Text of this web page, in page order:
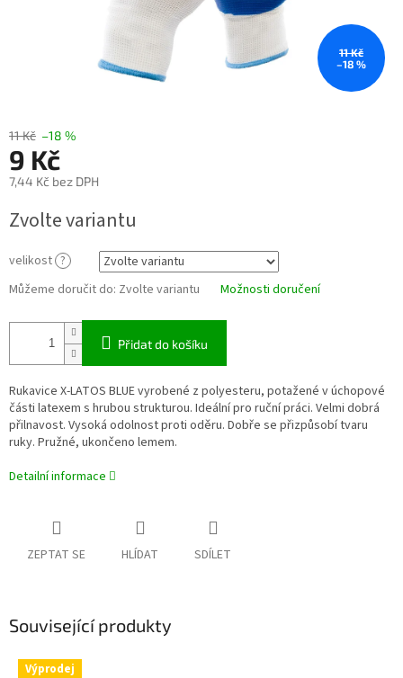
11 Kč
–18 %
11 Kč –18 %
9 Kč
7,44 Kč bez DPH
cena:
Zvolte variantu
velikost ?
Můžeme doručit do: Zvolte variantu Možnosti doručení
Přidat do košíku
Rukavice X-LATOS BLUE vyrobené z polyesteru, potažené v úchopové
části latexem s hrubou strukturou. Ideální pro ruční práci. Velmi dobrá
přilnavost. Vysoká odolnost proti oděru. Dobře se přizpůsobí tvaru
ruky. Pružné, ukončeno lemem.
Detailní informace
ZEPTAT SE HLÍDAT SDÍLET
Související produkty
Výprodej